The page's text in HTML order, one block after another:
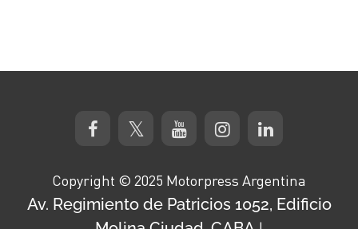
Copyright © 2025 Motorpress Argentina
Av. Regimiento de Patricios 1052, Edificio